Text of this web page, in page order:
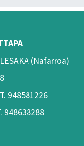
(Nafarroa)
948581226
948638288